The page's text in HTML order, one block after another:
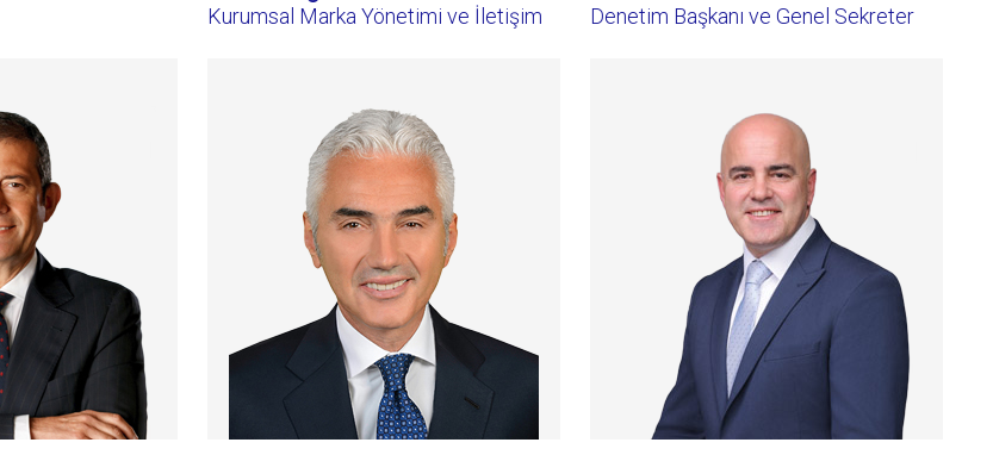
Kurumsal Marka Yönetimi ve İletişim Denetim Başkanı ve Genel Sekreter